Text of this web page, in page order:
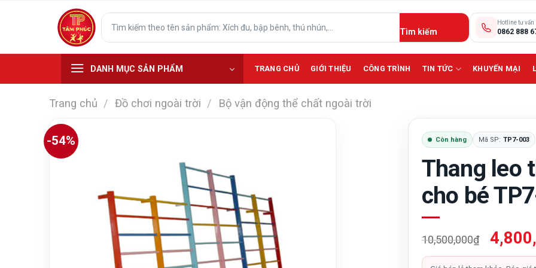
Tìm
kiếm:
Hotline tư vấn
0862 888
DANH MỤC SẢN PHẨM TRANG CHỦ GIỚI THIỆU CÔNG TRÌNH TIN TỨC KHUYẾN MẠI
Trang chủ / Đồ chơi ngoài trời / Bộ vận động thể chất ngoài trời
-54% Còn hàng Mã SP: TP7-003
Thang leo
cho bé
10,500,000₫
Giá
gốc